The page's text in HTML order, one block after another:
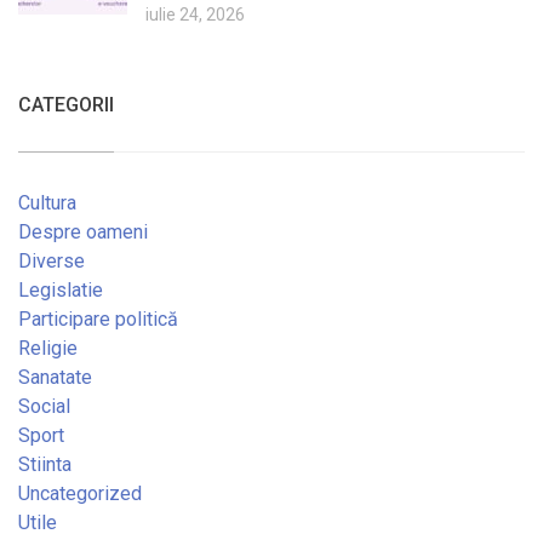
iulie 24, 2026
CATEGORII
Cultura
Despre oameni
Diverse
Legislatie
Participare politică
Religie
Sanatate
Social
Sport
Stiinta
Uncategorized
Utile